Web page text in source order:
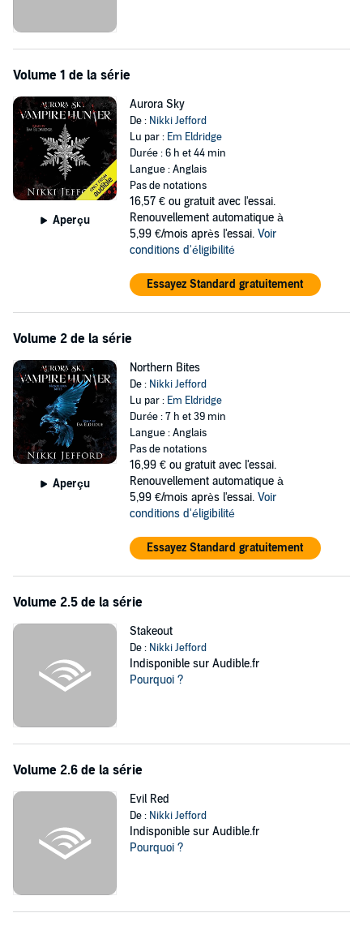
Volume 1 de la série
Aperçu
Aurora Sky
De : Nikki Jefford
Lu par : Em Eldridge
Durée : 6 h et 44 min
Langue : Anglais
Pas de notations
16,57 € ou gratuit avec l'essai.
Renouvellement automatique à
5,99 €/mois après l'essai. Voir
conditions d'éligibilité
Essayez Standard gratuitement
Volume 2 de la série
Aperçu
Northern Bites
De : Nikki Jefford
Lu par : Em Eldridge
Durée : 7 h et 39 min
Langue : Anglais
Pas de notations
16,99 € ou gratuit avec l'essai.
Renouvellement automatique à
5,99 €/mois après l'essai. Voir
conditions d'éligibilité
Essayez Standard gratuitement
Volume 2.5 de la série
Stakeout
De : Nikki Jefford
Indisponible sur Audible.fr
Pourquoi ?
Volume 2.6 de la série
Evil Red
De : Nikki Jefford
Indisponible sur Audible.fr
Pourquoi ?